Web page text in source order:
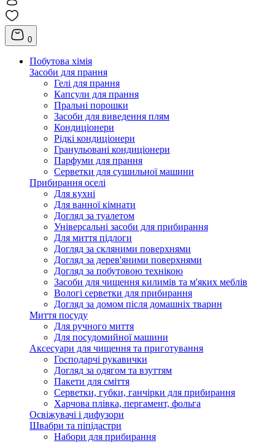
0
Побутова хімія
Засоби для прання
Гелі для прання
Капсули для прання
Пральні порошки
Засоби для виведення плям
Кондиціонери
Рідкі кондиціонери
Гранульовані кондиціонери
Парфуми для прання
Серветки для сушильної машини
Прибирання оселі
Для кухні
Для ванної кімнати
Догляд за туалетом
Універсальні засоби для прибирання
Для миття підлоги
Догляд за скляними поверхнями
Догляд за дерев'яними поверхнями
Догляд за побутовою технікою
Засоби для чищення килимів та м'яких меблів
Вологі серветки для прибирання
Догляд за домом після домашніх тварин
Миття посуду
Для ручного миття
Для посудомийної машини
Аксесуари для чищення та приготування
Господарчі рукавички
Догляд за одягом та взуттям
Пакети для сміття
Серветки, губки, ганчірки для прибирання
Харчова плівка, пергамент, фольга
Освіжувачі і дифузори
Швабри та піпідастри
Набори для прибирання